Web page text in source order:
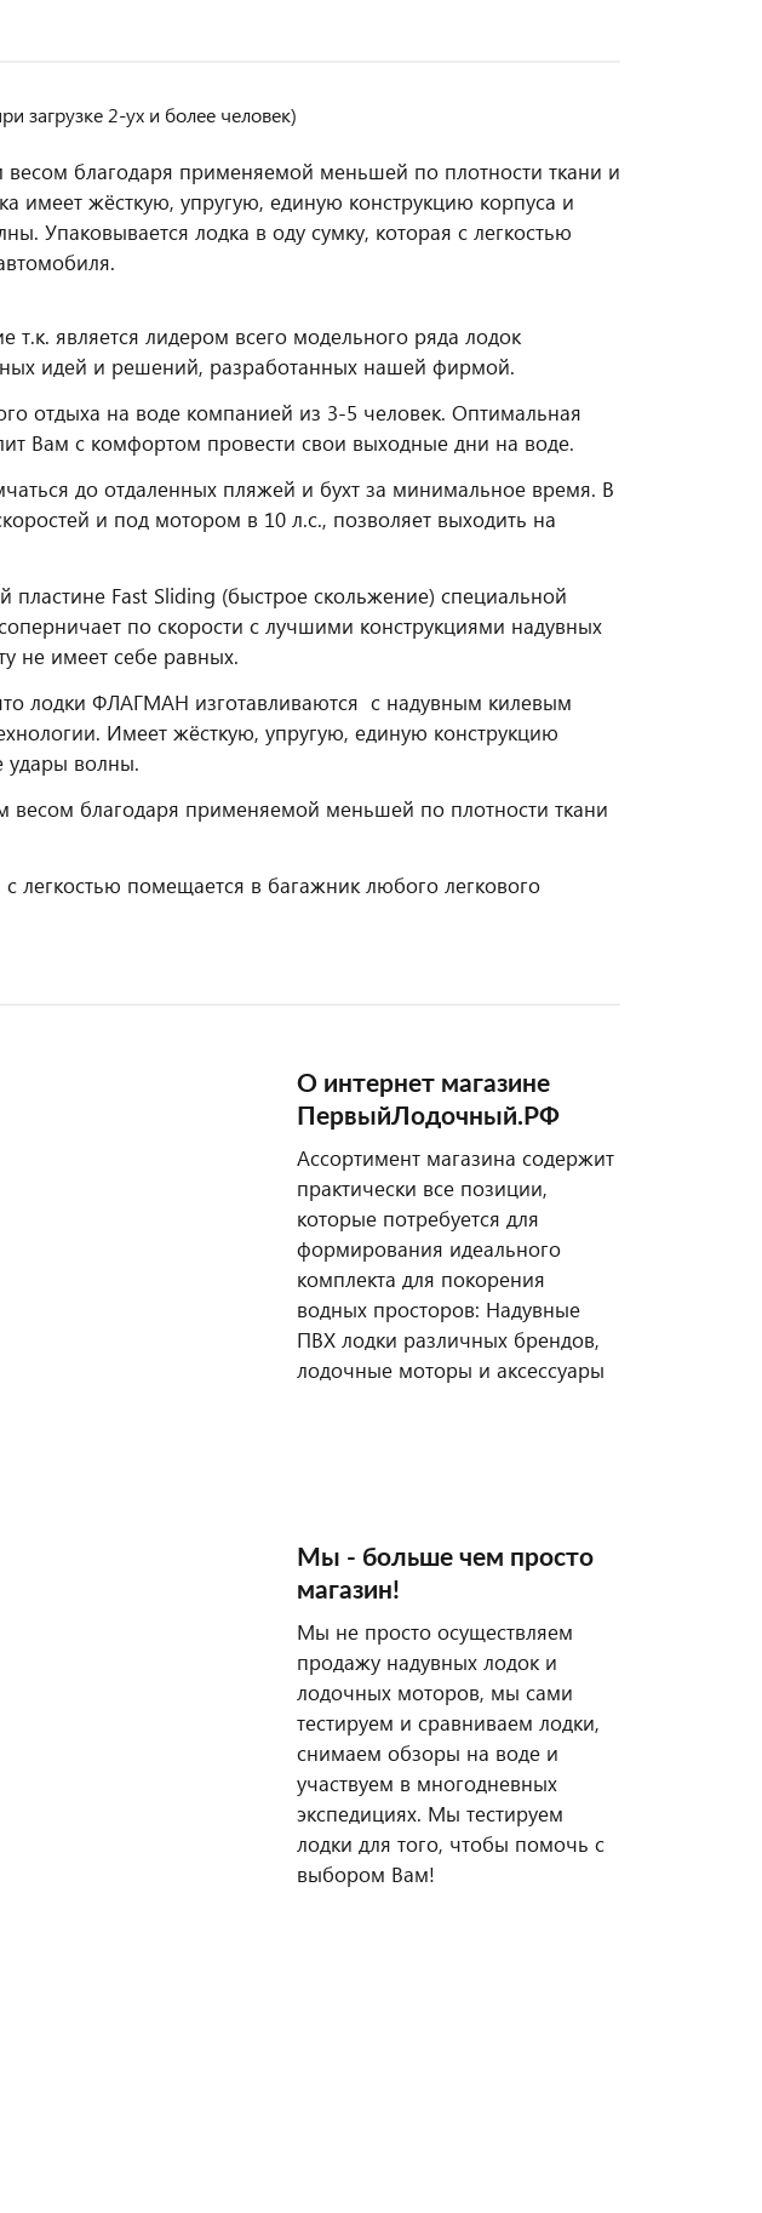
загрузке 2-ух и более человек)
благодаря применяемой меньшей по плотности ткани и
имеет жёсткую, упругую, единую конструкцию корпуса и
Упаковывается лодка в оду сумку, которая с легкостью
является лидером всего модельного ряда лодок
идей и решений, разработанных нашей фирмой.
отдыха на воде компанией из 3-5 человек. Оптимальная
Вам с комфортом провести свои выходные дни на воде.
до отдаленных пляжей и бухт за минимальное время. В
и под мотором в 10 л.с., позволяет выходить на
пластине Fast Sliding (быстрое скольжение) специальной
по скорости с лучшими конструкциями надувных
не имеет себе равных.
лодки ФЛАГМАН изготавливаются с надувным килевым
Имеет жёсткую, упругую, единую конструкцию
удары волны.
благодаря применяемой меньшей по плотности ткани
легкостью помещается в багажник любого легкового
О интернет магазине
ПервыйЛодочный.РФ
Ассортимент магазина содержит
практически все позиции,
которые потребуется для
формирования идеального
комплекта для покорения
водных просторов: Надувные
ПВХ лодки различных брендов,
лодочные моторы и аксессуары
Мы - больше чем просто
магазин!
Мы не просто осуществляем
продажу надувных лодок и
лодочных моторов, мы сами
тестируем и сравниваем лодки,
снимаем обзоры на воде и
участвуем в многодневных
экспедициях. Мы тестируем
лодки для того, чтобы помочь с
выбором Вам!